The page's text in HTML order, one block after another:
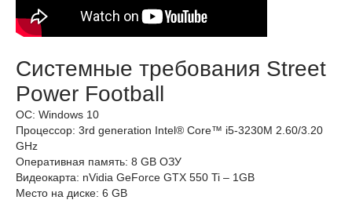
Системные требования Street
Power Football
ОС: Windows 10
Процессор: 3rd generation Intel® Core™ i5-3230M 2.60/3.20
GHz
Оперативная память: 8 GB ОЗУ
Видеокарта: nVidia GeForce GTX 550 Ti – 1GB
Место на диске: 6 GB